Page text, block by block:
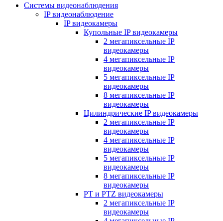
Системы видеонаблюдения
IP видеонаблюдение
IP видеокамеры
Купольные IP видеокамеры
2 мегапиксельные IP
видеокамеры
4 мегапиксельные IP
видеокамеры
5 мегапиксельные IP
видеокамеры
8 мегапиксельные IP
видеокамеры
Цилиндрические IP видеокамеры
2 мегапиксельные IP
видеокамеры
4 мегапиксельные IP
видеокамеры
5 мегапиксельные IP
видеокамеры
8 мегапиксельные IP
видеокамеры
PT и PTZ видеокамеры
2 мегапиксельные IP
видеокамеры